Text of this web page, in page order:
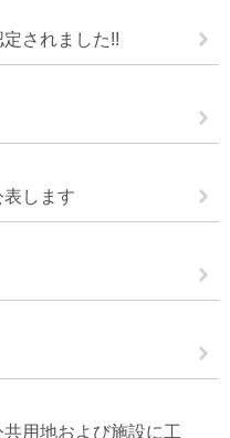
定されました!!
します
用地および施設に工